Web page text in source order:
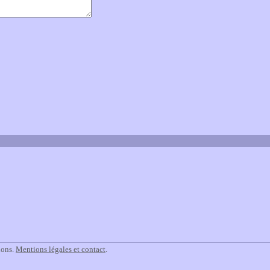
Mentions légales et contact.